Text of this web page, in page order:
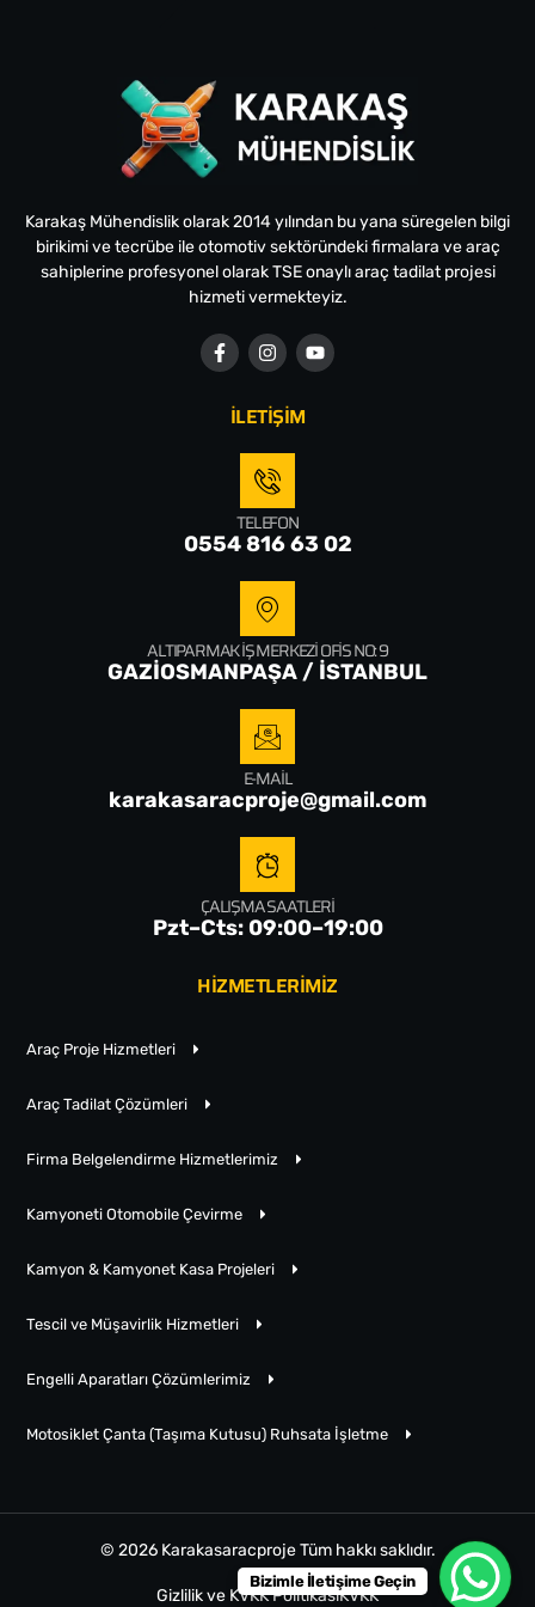
Karakaş Mühendislik olarak 2014 yılından bu yana süregelen bilgi
birikimi ve tecrübe ile otomotiv sektöründeki firmalara ve araç
sahiplerine profesyonel olarak TSE onaylı araç tadilat projesi
hizmeti vermekteyiz.
İLETİŞİM
TELEFON
0554 816 63 02
ALTIPARMAK İŞ MERKEZI OFIS NO: 9
GAZİOSMANPAŞA / İSTANBUL
E-MAIL
karakasaracproje@gmail.com
ÇALIŞMA SAATLERI
Pzt–Cts: 09:00–19:00
HİZMETLERİMİZ
Araç Proje Hizmetleri
Araç Tadilat Çözümleri
Firma Belgelendirme Hizmetlerimiz
Kamyoneti Otomobile Çevirme
Kamyon & Kamyonet Kasa Projeleri
Tescil ve Müşavirlik Hizmetleri
Engelli Aparatları Çözümlerimiz
Motosiklet Çanta (Taşıma Kutusu) Ruhsata İşletme
© 2026 Karakasaracproje Tüm hakkı saklıdır.
Gizlilik ve KVKK PolitikasıKVKK
Bizimle İletişime Geçin